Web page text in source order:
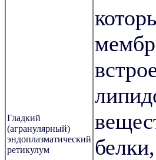
Гладкий
(агранулярный)
эндоплазматический
ретикулум